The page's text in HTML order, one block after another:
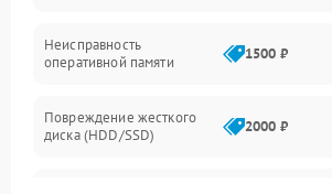
Повреждение разъёмов (USB, HDMI и др.)
Поломка видеокарты
Неисправность
оперативной памяти
1500 ₽
Повреждение жесткого
диска (HDD/SSD)
2000 ₽